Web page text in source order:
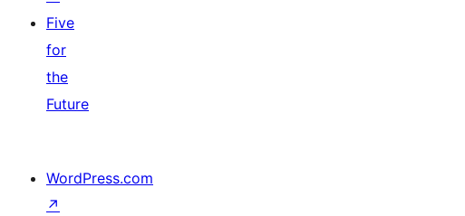
Five
for
the
Future
WordPress.com
↗